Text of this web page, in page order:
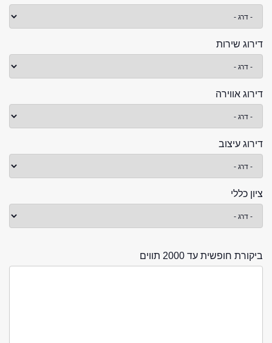
דירוג שירות
דירוג אווירה
דירוג עיצוב
ציון כללי
ביקורת חופשית עד 2000 תווים